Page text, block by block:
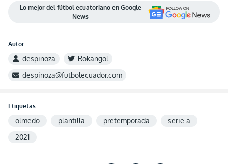
Lo mejor del fútbol ecuatoriano en Google
News
Autor:
despinoza
Rokangol
despinoza@futbolecuador.com
Etiquetas:
olmedo plantilla pretemporada
serie a
2021